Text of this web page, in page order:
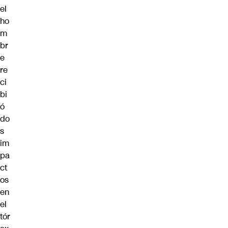
el
ho
m
br
e
re
ci
bi
ó
do
s
im
pa
ct
os
en
el
tór